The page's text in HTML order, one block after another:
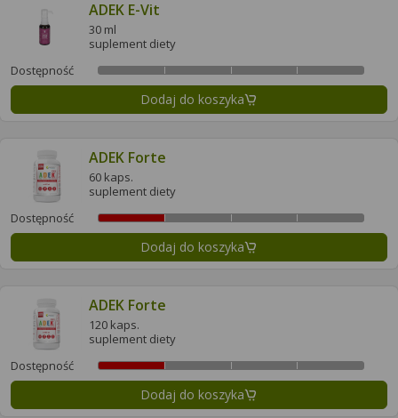
ADEK E-Vit
30 ml
suplement diety
Dostępność
Dodaj do koszyka
ADEK Forte
60 kaps.
suplement diety
Dostępność
Dodaj do koszyka
ADEK Forte
120 kaps.
suplement diety
Dostępność
Dodaj do koszyka